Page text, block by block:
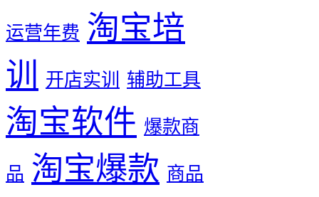
运营年费 淘宝培
训
开店实训 辅助工具
淘宝软件 爆款商
品 淘宝爆款 商品